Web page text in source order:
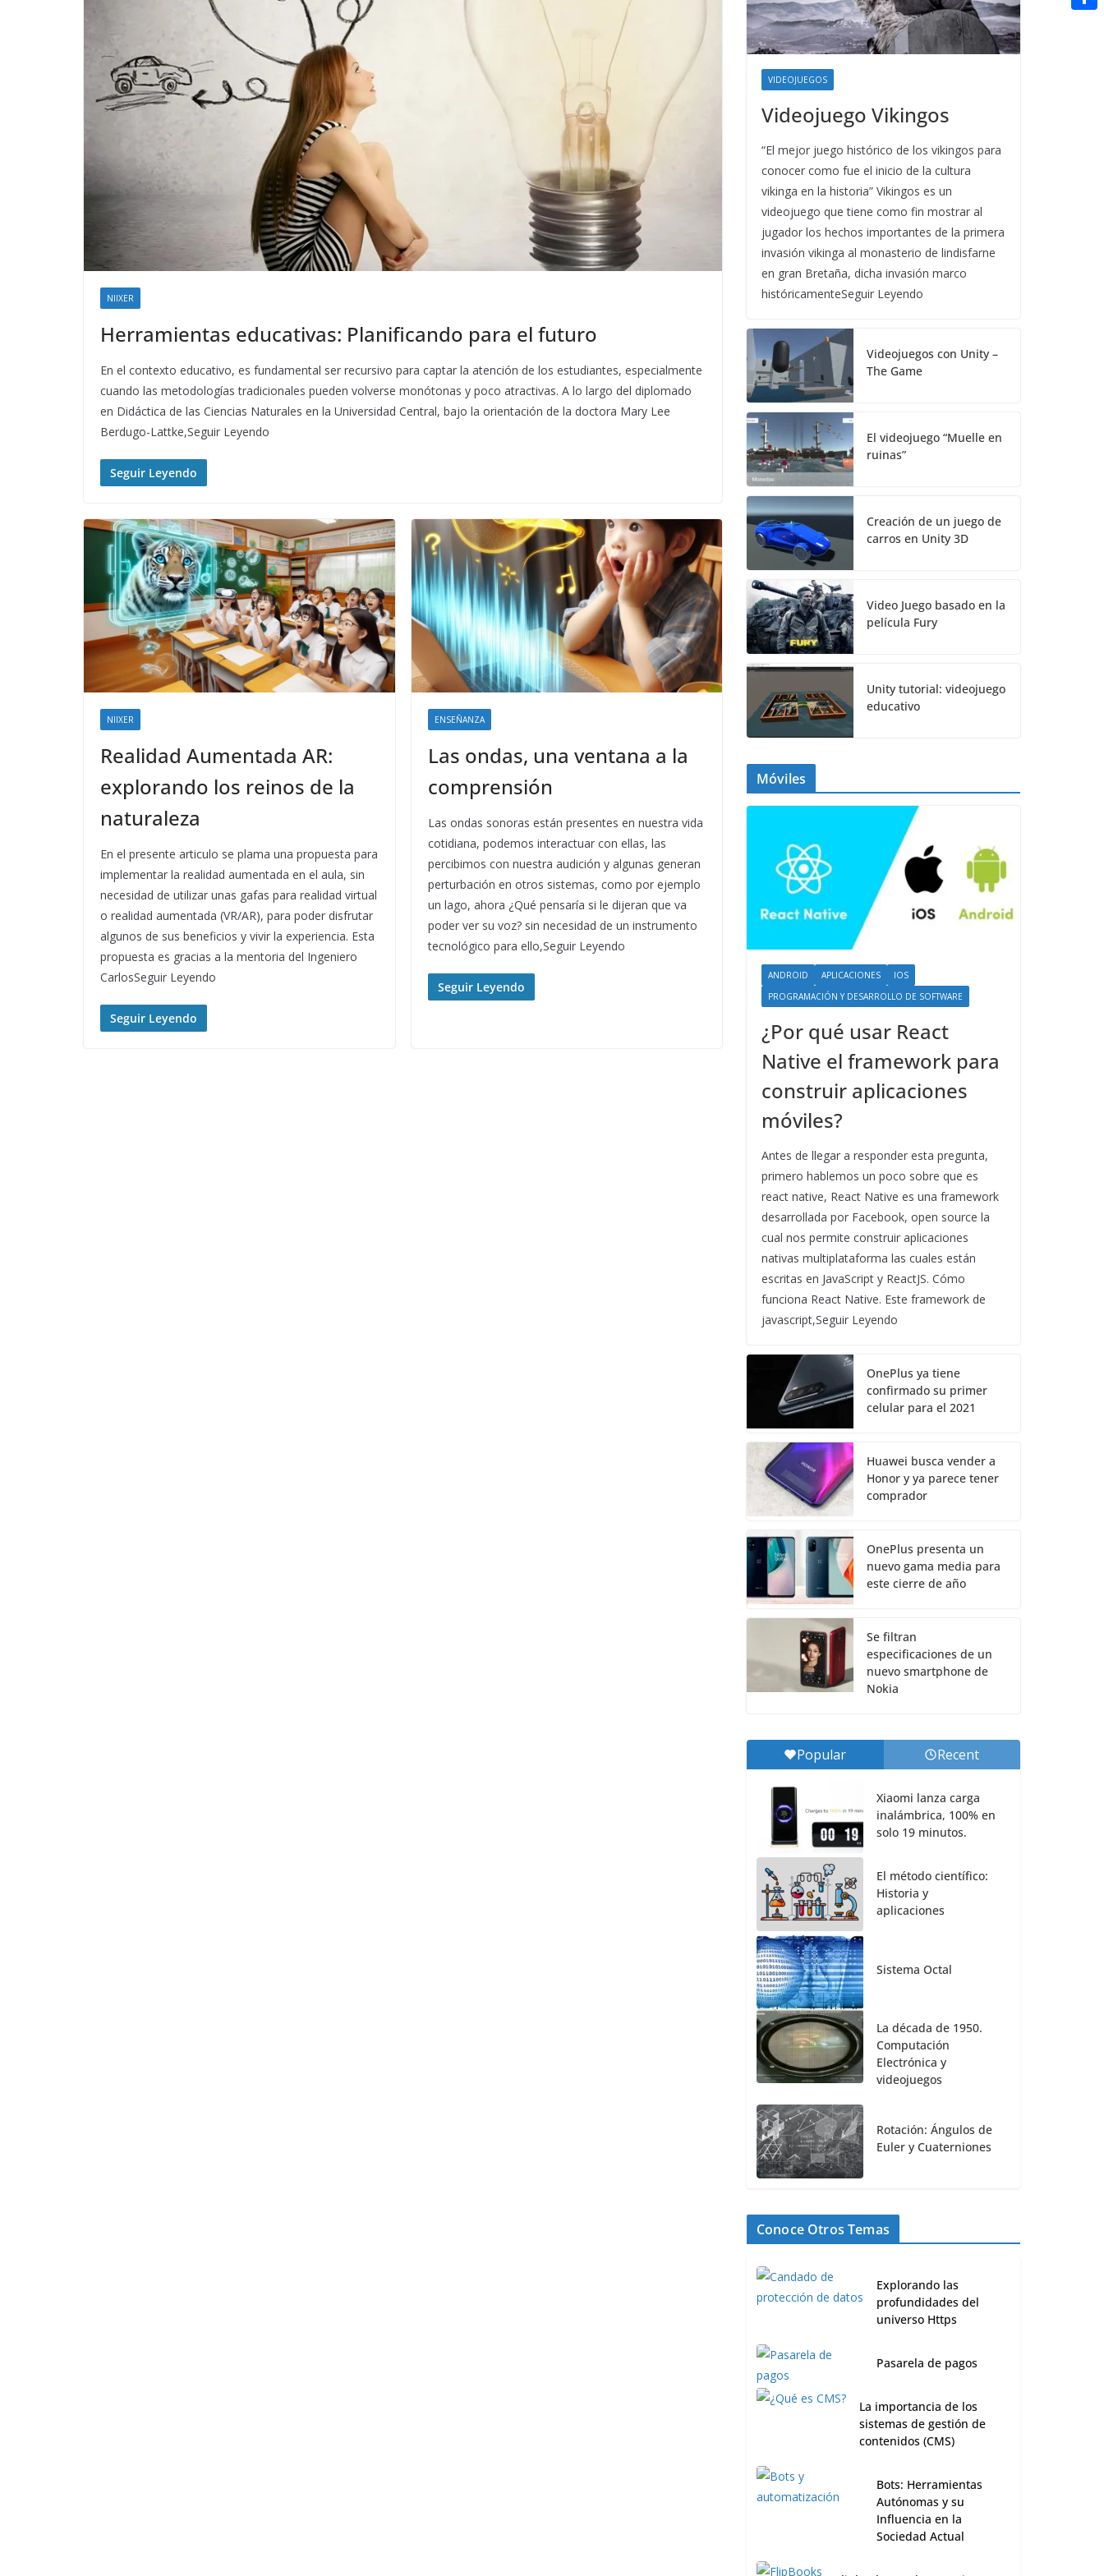
NIIXER
Herramientas educativas: Planificando para el futuro
En el contexto educativo, es fundamental ser recursivo para captar la atención de los estudiantes, especialmente
cuando las metodologías tradicionales pueden volverse monótonas y poco atractivas. A lo largo del diplomado
en Didáctica de las Ciencias Naturales en la Universidad Central, bajo la orientación de la doctora Mary Lee
Berdugo-Lattke,Seguir Leyendo
Seguir Leyendo
NIIXER
Realidad Aumentada AR:
explorando los reinos de la
naturaleza
En el presente articulo se plama una propuesta para
implementar la realidad aumentada en el aula, sin
necesidad de utilizar unas gafas para realidad virtual
o realidad aumentada (VR/AR), para poder disfrutar
algunos de sus beneficios y vivir la experiencia. Esta
propuesta es gracias a la mentoria del Ingeniero
CarlosSeguir Leyendo
Seguir Leyendo
ENSEÑANZA
Las ondas, una ventana a la
comprensión
Las ondas sonoras están presentes en nuestra vida
cotidiana, podemos interactuar con ellas, las
percibimos con nuestra audición y algunas generan
perturbación en otros sistemas, como por ejemplo
un lago, ahora ¿Qué pensaría si le dijeran que va
poder ver su voz? sin necesidad de un instrumento
tecnológico para ello,Seguir Leyendo
Seguir Leyendo
VIDEOJUEGOS
Videojuego Vikingos
“El mejor juego histórico de los vikingos para
conocer como fue el inicio de la cultura
vikinga en la historia” Vikingos es un
videojuego que tiene como fin mostrar al
jugador los hechos importantes de la primera
invasión vikinga al monasterio de lindisfarne
en gran Bretaña, dicha invasión marco
históricamenteSeguir Leyendo
Videojuegos con Unity –
The Game
El videojuego “Muelle en
ruinas”
Creación de un juego de
carros en Unity 3D
Video Juego basado en la
película Fury
Unity tutorial: videojuego
educativo
Móviles
ANDROID APLICACIONES
IOS
PROGRAMACIÓN Y DESARROLLO DE SOFTWARE
¿Por qué usar React
Native el framework para
construir aplicaciones
móviles?
Antes de llegar a responder esta pregunta,
primero hablemos un poco sobre que es
react native, React Native es una framework
desarrollada por Facebook, open source la
cual nos permite construir aplicaciones
nativas multiplataforma las cuales están
escritas en JavaScript y ReactJS. Cómo
funciona React Native. Este framework de
javascript,Seguir Leyendo
OnePlus ya tiene
confirmado su primer
celular para el 2021
Huawei busca vender a
Honor y ya parece tener
comprador
OnePlus presenta un
nuevo gama media para
este cierre de año
Se filtran
especificaciones de un
nuevo smartphone de
Nokia
Popular Recent
Xiaomi lanza carga
inalámbrica, 100% en
solo 19 minutos.
El método científico:
Historia y
aplicaciones
Sistema Octal
La década de 1950.
Computación
Electrónica y
videojuegos
Rotación: Ángulos de
Euler y Cuaterniones
Conoce Otros Temas
Explorando las
profundidades del
universo Https
Pasarela de pagos
La importancia de los
sistemas de gestión de
contenidos (CMS)
Bots: Herramientas
Autónomas y su
Influencia en la
Sociedad Actual
n
a